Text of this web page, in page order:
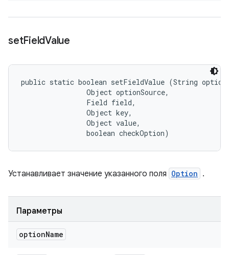
setFieldValue
public static boolean setFieldValue (String
                Object optionSource,
                Field field,
                Object key,
                Object value,
                boolean checkOption)
Устанавливает значение указанного поля Option .
Параметры
optionName